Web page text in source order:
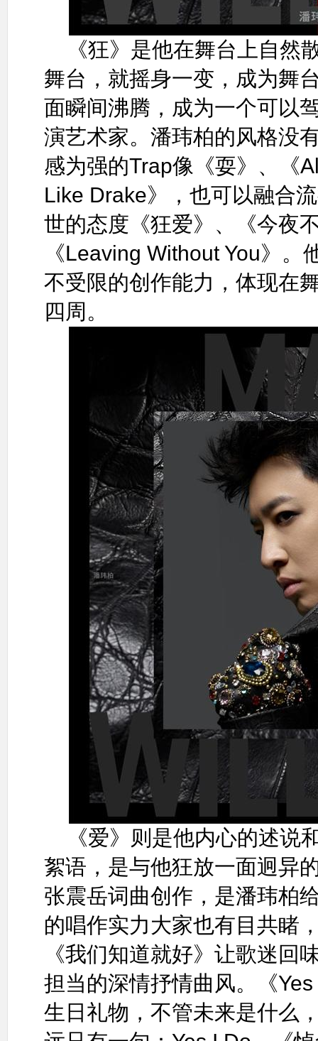
《狂》是他在舞台上自然
舞台，就摇身一变，成为舞
面瞬间沸腾，成为一个可以
演艺术家。潘玮柏的风格没
感为强的Trap像《耍》、《
Like Drake》，也可以融合
世的态度《狂爱》、《今夜
《Leaving Without You》
不受限的创作能力，体现在
四周。
《爱》则是他内心的述说
絮语，是与他狂放一面迥异
张震岳词曲创作，是潘玮柏
的唱作实力大家也有目共睹
《我们知道就好》让歌迷回
担当的深情抒情曲风。《
生日礼物，不管未来是什么